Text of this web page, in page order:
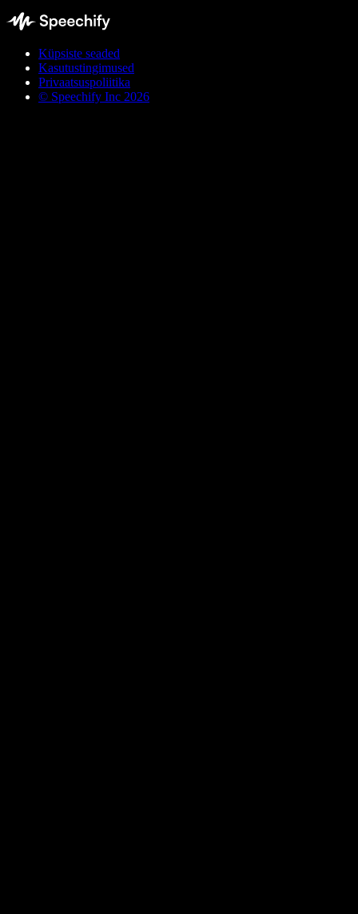
Küpsiste seaded
Kasutustingimused
Privaatsuspoliitika
© Speechify Inc 2026